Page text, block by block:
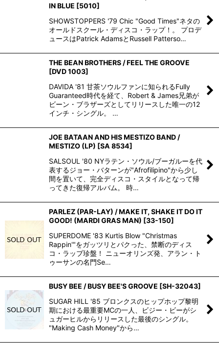
IN BLUE [5010]
SHOWSTOPPERS '79 Chic "Good Times"ネタの
オールドスクール・ディスコ・ラップ！。 プロデ
ュースはPatrick AdamsとRussell Patterso…
THE BEAN BROTHERS / FEEL THE GROOVE
[DVD 1003]
DAVIDA '81 甘茶ソウルファンに知られるFully
Guaranteed時代を経て、Robert & James兄弟が
ビーン・ブラザーズとしてリリースした唯一の12
インチ・シングル。 …
JOE BATAAN AND HIS MESTIZO BAND /
MESTIZO (LP) [SA 8534]
SALSOUL '80 NYラテン・ソウル/ブーガルーを代
表するジョー・バターンが"Afrofilipino"から少し
間を置いて、完全ディスコ・スタイルとなって帰
ってきた復帰アルバム。 時…
PARLEZ (PAR-LAY) / MAKE IT, SHAKE IT DO IT
GOOD! (MARDI GRAS MAN) [33-150]
SUPERDOME '83 Kurtis Blow "Christmas
Rappin'"をガッツリとパクった、禁断のディス
コ・ラップ珍盤！ ニューオリンズ発、アラン・ト
ゥーサンの名門Se…
BUSY BEE / BUSY BEE'S GROOVE [SH-32043]
SUGAR HILL '85 ブロンクスのヒップホップ黎明
期における最重要MCの一人、ビジー・ビーがシ
ュガーヒルからリリースした最後のシングル。
"Making Cash Money"から…